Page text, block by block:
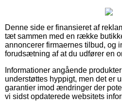
Denne side er finansieret af
tæt sammen med en række
annoncerer firmaernes tilbud, og
forudsætning af at du udfører en
Informationer angående
understøttes hyppigt, men det er
garantier imod ændringer der
vi sidst opdaterede websitets